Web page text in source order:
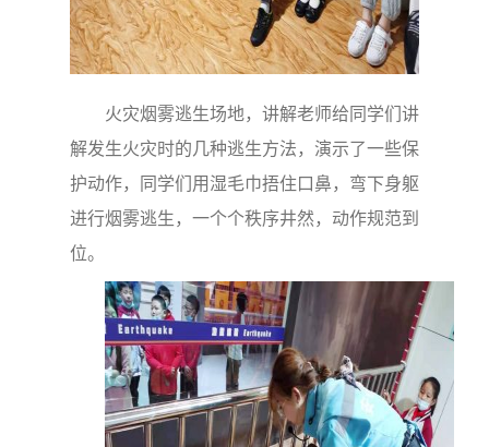
火灾烟雾逃生场地，讲解老师给同学们讲
解发生火灾时的几种逃生方法，演示了一些保
护动作，同学们用湿毛巾捂住口鼻，弯下身躯
进行烟雾逃生，一个个秩序井然，动作规范到
位。